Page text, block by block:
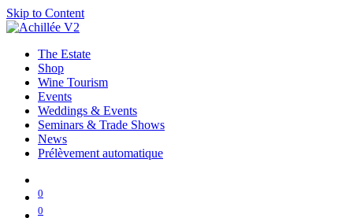
Skip to Content
The Estate
Shop
Wine Tourism
Events
Weddings & Events
Seminars & Trade Shows
News
Prélèvement automatique
0
0